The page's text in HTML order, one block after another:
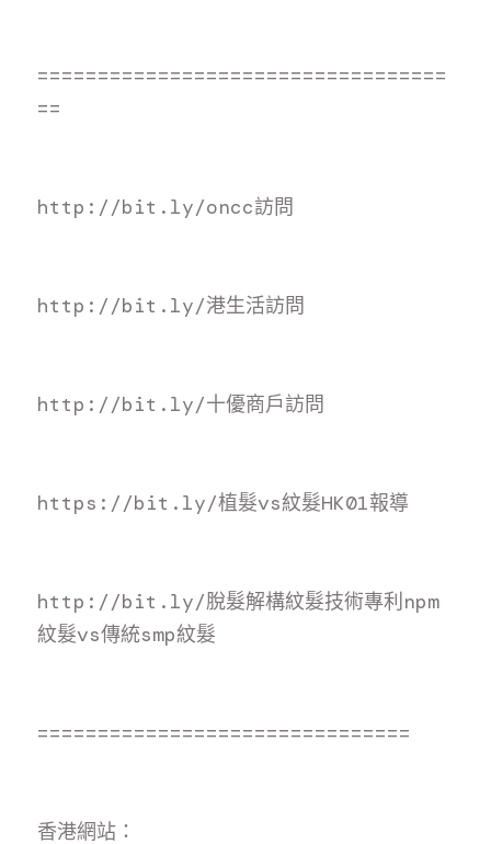
==================================
==
http://bit.ly/oncc訪問
http://bit.ly/港生活訪問
http://bit.ly/十優商戶訪問
https://bit.ly/植髮vs紋髮HK01報導
http://bit.ly/脫髮解構紋髮技術專利npm
紋髮vs傳統smp紋髮
===============================
香港網站：